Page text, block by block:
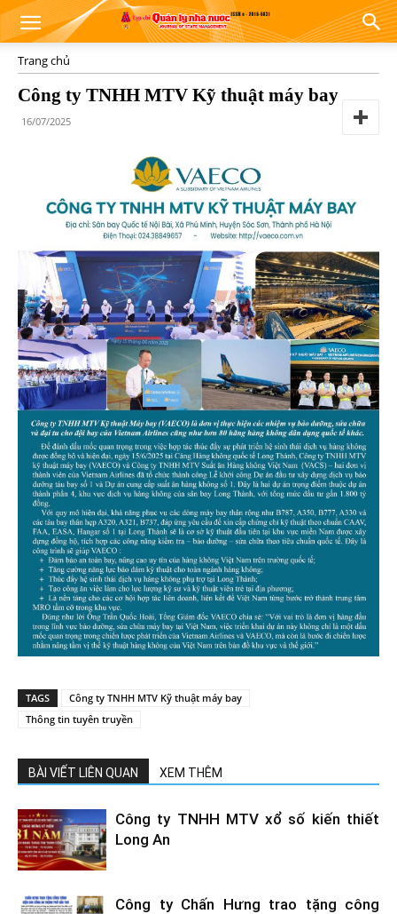
Trang chủ
Công ty TNHH MTV Kỹ thuật máy bay
16/07/2025
TAGS
Công ty TNHH MTV Kỹ thuật máy bay
Thông tin tuyên truyền
BÀI VIẾT LIÊN QUAN XEM THÊM
Công ty TNHH MTV xổ số kiến thiết
Long An
Công ty Chấn Hưng trao tặng công